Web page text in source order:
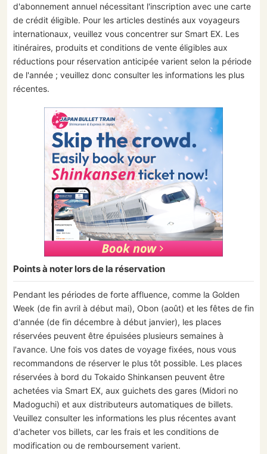
d'abonnement annuel nécessitant l'inscription avec une carte
de crédit éligible. Pour les articles destinés aux voyageurs
internationaux, veuillez vous concentrer sur Smart EX. Les
itinéraires, produits et conditions de vente éligibles aux
réductions pour réservation anticipée varient selon la période
de l'année ; veuillez donc consulter les informations les plus
récentes.
Points à noter lors de la réservation
Pendant les périodes de forte affluence, comme la Golden
Week (de fin avril à début mai), Obon (août) et les fêtes de fin
d'année (de fin décembre à début janvier), les places
réservées peuvent être épuisées plusieurs semaines à
l'avance. Une fois vos dates de voyage fixées, nous vous
recommandons de réserver le plus tôt possible. Les places
réservées à bord du Tokaido Shinkansen peuvent être
achetées via Smart EX, aux guichets des gares (Midori no
Madoguchi) et aux distributeurs automatiques de billets.
Veuillez consulter les informations les plus récentes avant
d'acheter vos billets, car les frais et les conditions de
modification ou de remboursement varient.